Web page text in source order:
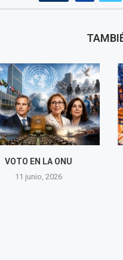
VOTO EN LA ONU
11 junio, 2026